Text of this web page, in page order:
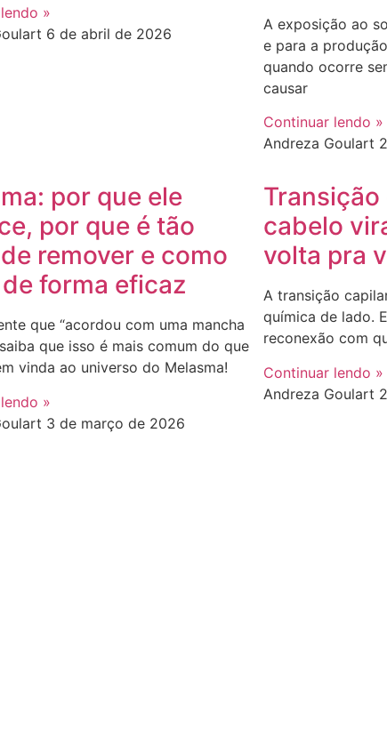
»
6 de abril de 2026
A exposição ao
e para a
quando ocorre
causar
Continuar lendo »
Andreza Goulart
por que ele
por que é tão
remover e como
forma eficaz
que “acordou com uma mancha
que isso é mais comum do que
vinda ao universo do Melasma!
»
3 de março de 2026
cabelo
volta pra
A transição
química de lado.
reconexão com
Continuar lendo »
Andreza Goulart